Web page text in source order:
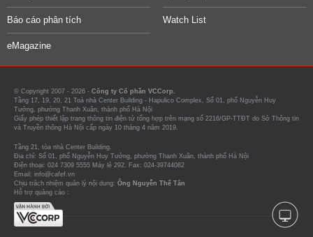
Báo cáo phân tích Watch List
eMagazine
© Copyright 2007 - 2026 - Công ty Cổ phần VCCorp.
Tầng 17, 19, 20, 21 Toà nhà Center Building - Hapulico Complex, Số 01, phố Nguyễn Huy
Tưởng, phường Thanh Xuân, thành phố Hà Nội
Giấy phép thiết lập trang thông tin điện tử tổng hợp trên mạng số 2216/GP-TTĐT do Sở Thông tin
và Truyền thông Hà Nội cấp ngày 10 tháng 4 năm 2019.
Tầng 21, tòa nhà Center Building.
Địa chỉ: Số 01, phố Nguyễn Huy Tưởng, phường Thanh Xuân, thành phố Hà Nội
Điện thoại: 024 7309 5555 Máy lẻ 292. Fax: 024-39744082
Email: info@cafef.vn
Chịu trách nhiệm quản lý nội dung: Ông Nguyễn Thế Tân
Hỗ trợ quảng cáo :